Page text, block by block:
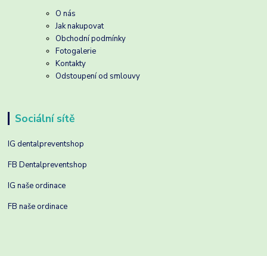
O nás
Jak nakupovat
Obchodní podmínky
Fotogalerie
Kontakty
Odstoupení od smlouvy
Sociální sítě
IG dentalpreventshop
FB Dentalpreventshop
IG naše ordinace
FB naše ordinace